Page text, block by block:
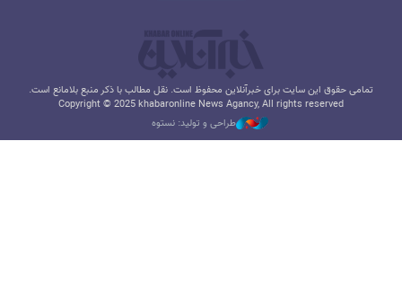
تمامی حقوق این سایت برای خبرآنلاین محفوظ است. نقل مطالب با ذکر منبع بلامانع است.
Copyright © 2025 khabaronline News Agancy, All rights reserved
طراحی و تولید: نستوه